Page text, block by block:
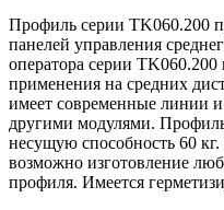
Профиль серии TK060.200
панелей управления
оператора серии TK060.200
применения на средних
имеет современные линии
другими модулями.
несущую способность 60
возможно изготовление
профиля. ​​Имеется